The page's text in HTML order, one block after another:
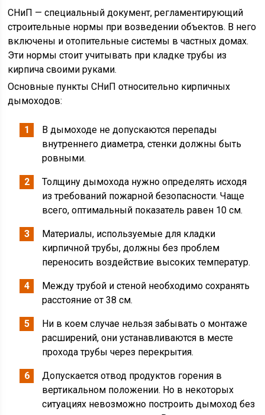
СНиП — специальный документ, регламентирующий
строительные нормы при возведении объектов. В него
включены и отопительные системы в частных домах.
Эти нормы стоит учитывать при кладке трубы из
кирпича своими руками.
Основные пункты СНиП относительно кирпичных
дымоходов:
В дымоходе не допускаются перепады
внутреннего диаметра, стенки должны быть
ровными.
Толщину дымохода нужно определять исходя
из требований пожарной безопасности. Чаще
всего, оптимальный показатель равен 10 см.
Материалы, используемые для кладки
кирпичной трубы, должны без проблем
переносить воздействие высоких температур.
Между трубой и стеной необходимо сохранять
расстояние от 38 см.
Ни в коем случае нельзя забывать о монтаже
расширений, они устанавливаются в месте
прохода трубы через перекрытия.
Допускается отвод продуктов горения в
вертикальном положении. Но в некоторых
ситуациях невозможно построить дымоход без